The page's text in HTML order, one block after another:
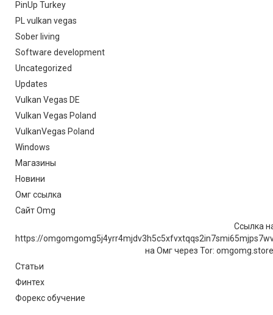
PinUp Turkey
PL vulkan vegas
Sober living
Software development
Uncategorized
Updates
Vulkan Vegas DE
Vulkan Vegas Poland
VulkanVegas Poland
Windows
Магазины
Новини
Омг ссылка
Сайт Omg
Ссылка
https://
на Омг через Tor:
Статьи
Финтех
Форекс обучение